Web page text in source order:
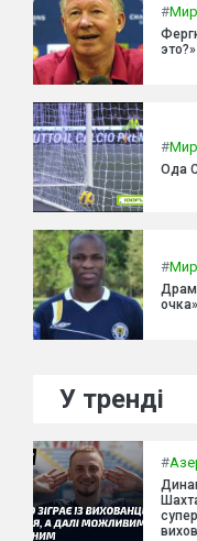
#Мир
это?»
#Мир
Ода
#Мир
очка»
У тренді
#